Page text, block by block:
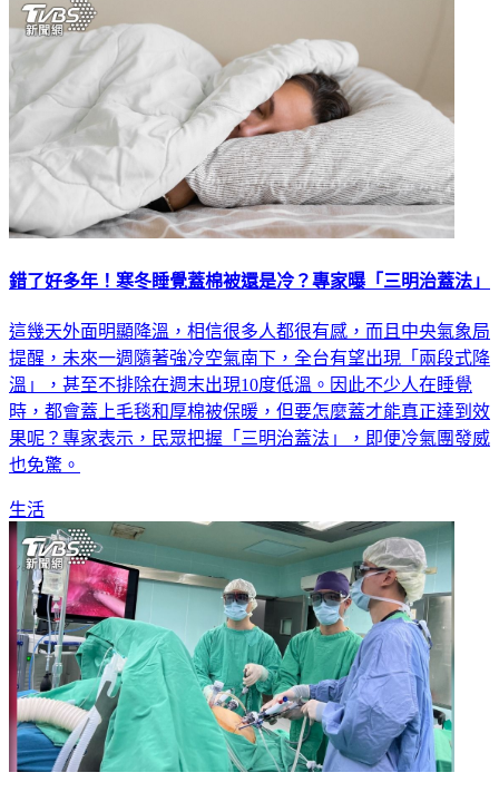
錯了好多年！寒冬睡覺蓋棉被還是冷？專家曝「三明治蓋法」
這幾天外面明顯降溫，相信很多人都很有感，而且中央氣象局
提醒，未來一週隨著強冷空氣南下，全台有望出現「兩段式降
溫」，甚至不排除在週末出現10度低溫。因此不少人在睡覺
時，都會蓋上毛毯和厚棉被保暖，但要怎麼蓋才能真正達到效
果呢？專家表示，民眾把握「三明治蓋法」，即便冷氣團發威
也免驚。
生活